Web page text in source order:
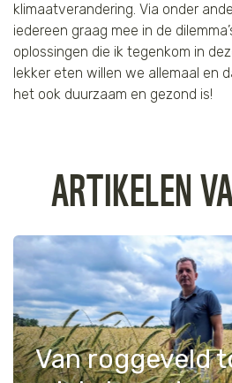
klimaatverandering. Via onder
iedereen graag mee in de
oplossingen die ik tegenkom in
lekker eten willen we allemaal en
het ook duurzaam en gezond is!
ARTIKELEN
Van roggeveld